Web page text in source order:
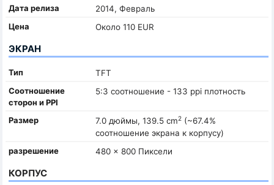
Дата релиза
2014, Февраль
Цена
Около 110 EUR
ЭКРАН
Тип
TFT
Соотношение
сторон и PPI
5:3 соотношение - 133 ppi плотность
Размер 7.0 дюймы, 139.5 cm2(~67.4%
соотношение экрана к корпусу)
разрешение
480 x 800 Пиксели
КОРПУС